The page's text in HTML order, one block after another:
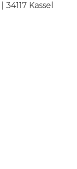
in traditionell
Kassel